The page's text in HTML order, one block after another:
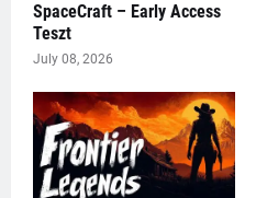
SpaceCraft – Early Access
Teszt
July 08, 2026